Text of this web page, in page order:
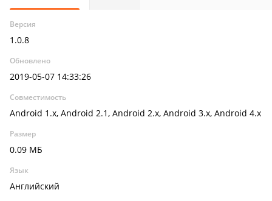
Версия
1.0.8
Обновлено
2019-05-07 14:33:26
Совместимость
Android 1.x, Android 2.1, Android 2.x, Android 3.x, Android 4.x
Размер
0.09 МБ
Язык
Английский